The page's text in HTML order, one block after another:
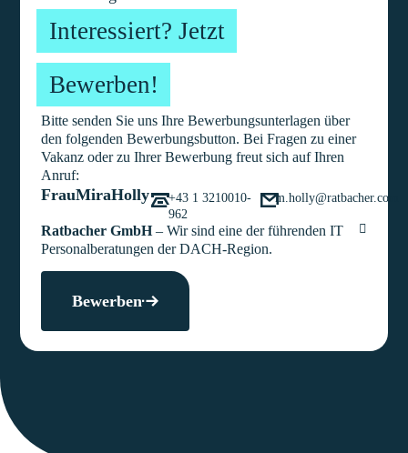
Interessiert? Jetzt
Bewerben!
Bitte senden Sie uns Ihre Bewerbungsunterlagen über
den folgenden Bewerbungsbutton. Bei Fragen zu einer
Vakanz oder zu Ihrer Bewerbung freut sich auf Ihren
Anruf:
FrauMiraHolly
+43 1 3210010-
962
m.holly@ratbacher.com
Ratbacher GmbH– Wir sind eine der führenden IT
Personalberatungen der DACH-Region.
Bewerben